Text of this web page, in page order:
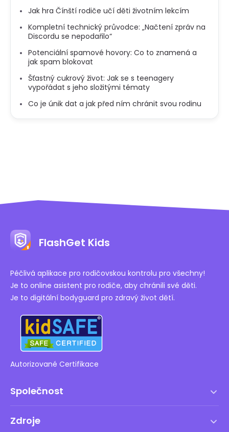
Jak hra Čínští rodiče učí děti životním lekcím
Kompletní technický průvodce: „Načtení zpráv na
Discordu se nepodařilo“
Potenciální spamové hovory: Co to znamená a
jak spam blokovat
Šťastný cukrový život: Jak se s teenagery
vypořádat s jeho složitými tématy
Co je únik dat a jak před ním chránit svou rodinu
FlashGet Kids
Péčlivá aplikace pro rodičovskou kontrolu pro všechny!
Je to online asistent pro rodiče, aby chránili své děti.
Je to digitální bodyguard pro zdravý život dětí.
Autorizované Certifikace
Společnost
Licenční smlouva s koncovým uživatelem
Zdroje